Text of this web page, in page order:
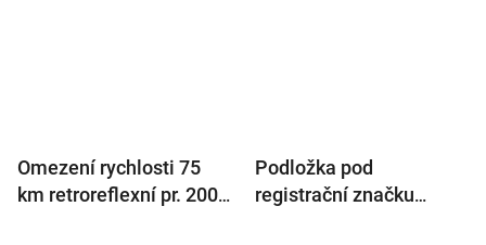
Omezení rychlosti 75
km retroreflexní pr. 200
Podložka pod
registrační značku